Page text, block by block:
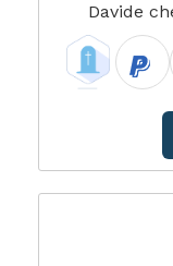
Davide